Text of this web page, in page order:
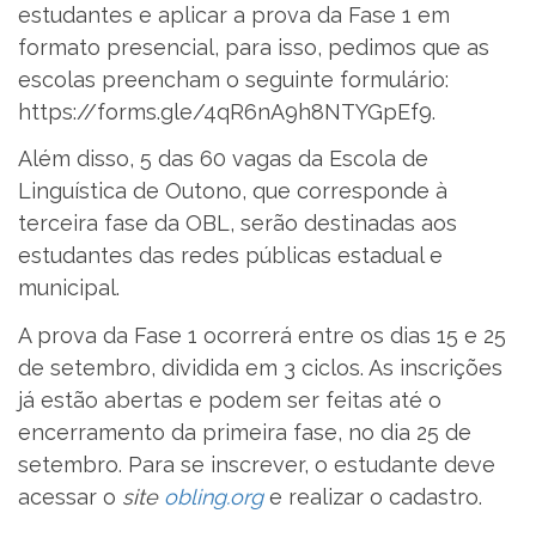
estudantes e aplicar a prova da Fase 1 em
formato presencial, para isso, pedimos que as
escolas preencham o seguinte formulário:
https://forms.gle/4qR6nA9h8NTYGpEf9.
Além disso, 5 das 60 vagas da Escola de
Linguística de Outono, que corresponde à
terceira fase da OBL, serão destinadas aos
estudantes das redes públicas estadual e
municipal.
A prova da Fase 1 ocorrerá entre os dias 15 e 25
de setembro, dividida em 3 ciclos. As inscrições
já estão abertas e podem ser feitas até o
encerramento da primeira fase, no dia 25 de
setembro. Para se inscrever, o estudante deve
acessar o site obling.orge realizar o cadastro.